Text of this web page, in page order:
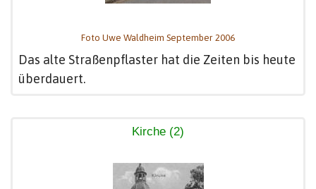
Foto Uwe Waldheim September 2006
Das alte Straßenpflaster hat die Zeiten bis heute
überdauert.
Kirche (2)